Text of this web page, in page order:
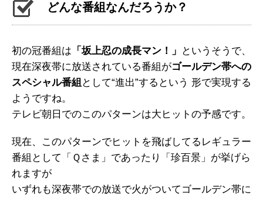
どんな番組なんだろうか？
初の冠番組は 「坂上忍の成長マン！」
というそうで、
現在深夜帯に放送されている番組がゴールデン帯への
スペシャル番組 として“進出”するという 形で実現する
ようですね。
テレビ朝日でのこのパターンは大ヒットの予感です。
現在、このパターンでヒットを飛ばしてるレギュラー
番組として「Ｑさま」であったり「珍百景」が挙げら
れますが
いずれも深夜帯での放送で火がついてゴールデン帯に